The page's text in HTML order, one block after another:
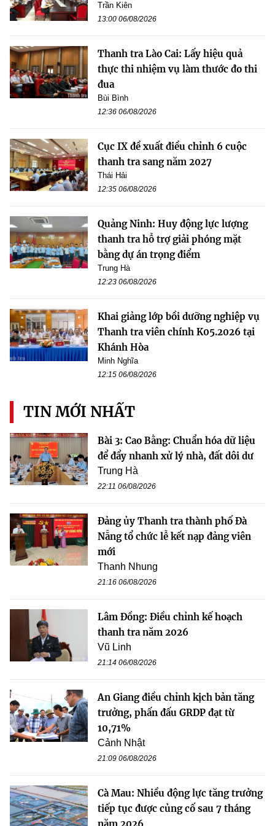
Trần Kiên
13:00 06/08/2026
Thanh tra Lào Cai: Lấy hiệu quả
thực thi nhiệm vụ làm thước đo thi
đua
Bùi Bình
12:36 06/08/2026
Cục IX đề xuất điều chỉnh 6 cuộc
thanh tra sang năm 2027
Thái Hải
12:35 06/08/2026
Quảng Ninh: Huy động lực lượng
thanh tra hỗ trợ giải phóng mặt
bằng dự án trọng điểm
Trung Hà
12:23 06/08/2026
Khai giảng lớp bồi dưỡng nghiệp vụ
Thanh tra viên chính K05.2026 tại
Khánh Hòa
Minh Nghĩa
12:15 06/08/2026
TIN MỚI NHẤT
Bài 3: Cao Bằng: Chuẩn hóa dữ liệu
để đẩy nhanh xử lý nhà, đất dôi dư
Trung Hà
22:11 06/08/2026
Đảng ủy Thanh tra thành phố Đà
Nẵng tổ chức lễ kết nạp đảng viên
mới
Thanh Nhung
21:16 06/08/2026
Lâm Đồng: Điều chỉnh kế hoạch
thanh tra năm 2026
Vũ Linh
21:14 06/08/2026
An Giang điều chỉnh kịch bản tăng
trưởng, phấn đấu GRDP đạt từ
10,71%
Cảnh Nhật
21:09 06/08/2026
Cà Mau: Nhiều động lực tăng trưởng
tiếp tục được củng cố sau 7 tháng